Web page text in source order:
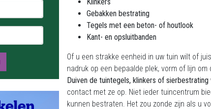
Gebakken bestrating
Tegels met een beton- of houtlook
Kant- en opsluitbanden
Of u een strakke eenheid in uw tuin wilt of
nadruk op een bepaalde plek, vorm of lijn
Duiven de tuintegels, klinkers of
contact met ze op. Niet ieder tuincentrum
kunnen bestraten. Het zou zonde zijn als u